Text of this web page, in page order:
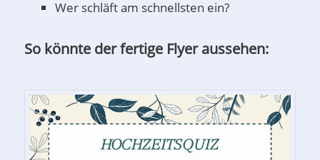
Wer schläft am schnellsten ein?
So könnte der fertige Flyer aussehen: